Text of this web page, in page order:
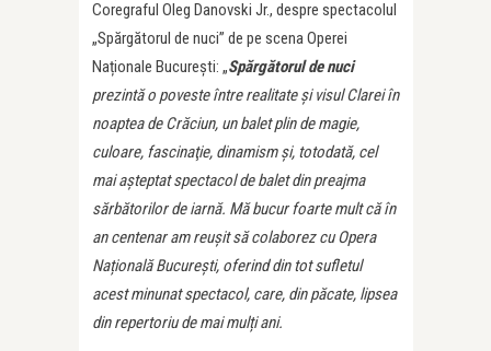
Coregraful Oleg Danovski Jr., despre spectacolul
„Spărgătorul de nuci” de pe scena Operei
Naționale București: „Spărgătorul de nuci
prezintă o poveste între realitate şi visul Clarei în
noaptea de Crăciun, un balet plin de magie,
culoare, fascinaţie, dinamism și, totodată, cel
mai așteptat spectacol de balet din preajma
sărbătorilor de iarnă. Mă bucur foarte mult că în
an centenar am reușit să colaborez cu Opera
Națională București, oferind din tot sufletul
acest minunat spectacol, care, din păcate, lipsea
din repertoriu de mai mulți ani.